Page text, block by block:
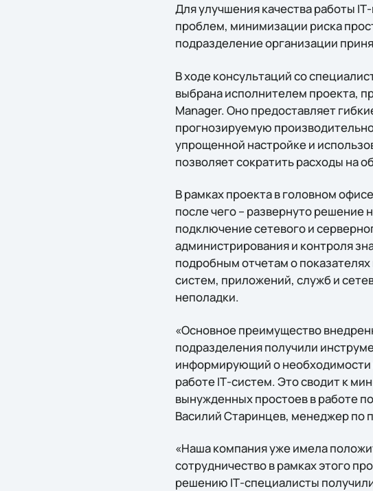
Для улучшения качества работы
проблем, минимизации риска
подразделение организации
В ходе консультаций со
выбрана исполнителем проекта,
Manager. Оно предоставляет
прогнозируемую
упрощенной настройке и
позволяет сократить расходы на
В рамках проекта в головном
после чего – развернуто решение
подключение сетевого и
администрирования и контроля
подробным отчетам о
систем, приложений, служб и
неполадки.
«Основное преимущество
подразделения получили
информирующий о необходимости
работе IТ-систем. Это сводит к
вынужденных простоев в работе
Василий Старинцев, менеджер по
«Наша компания уже имела
сотрудничество в рамках этого
решению IТ-специалисты